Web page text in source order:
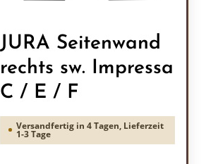
JURA Seitenwand
rechts sw. Impressa
C / E / F
Versandfertig in 4 Tagen, Lieferzeit
1-3 Tage